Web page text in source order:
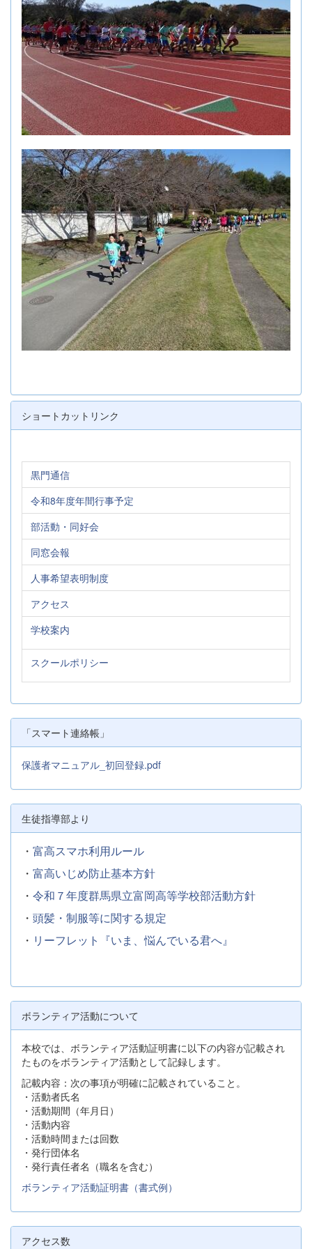
ショートカットリンク
黒門通信
令和8年度年間行事予定
部活動・同好会
同窓会報
人事希望表明制度
アクセス
学校案内
スクールポリシー
「スマート連絡帳」
保護者マニュアル_初回登録.pdf
生徒指導部より
・ 富高スマホ利用ルール
・ 富高いじめ防止基本方針
・ 令和７年度群馬県立富岡高等学校部活動方針
・ 頭髪・制服等に関する規定
・ リーフレット『いま、悩んでいる君へ』
ボランティア活動について
本校では、ボランティア活動証明書に以下の内容が記載され
たものをボランティア活動として記録します。
記載内容：次の事項が明確に記載されていること。
・活動者氏名
・活動期間（年月日）
・活動内容
・活動時間または回数
・発行団体名
・発行責任者名（職名を含む）
ボランティア活動証明書（書式例）
アクセス数